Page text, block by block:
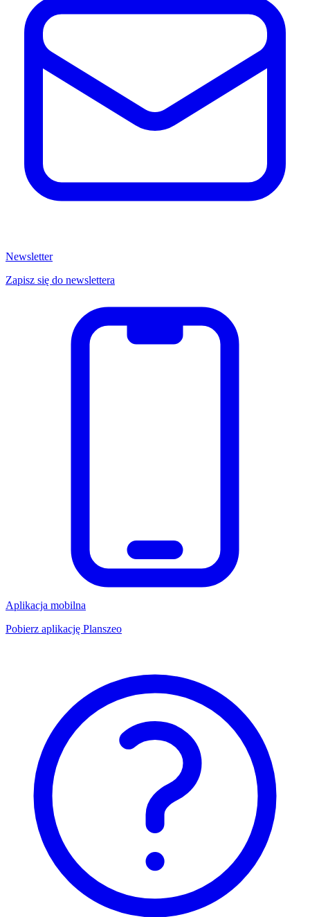
Newsletter
Zapisz się do newslettera
Aplikacja mobilna
Pobierz aplikację Planszeo